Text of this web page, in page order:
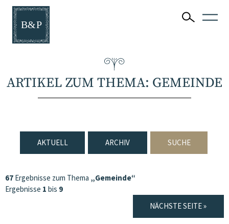
ARTIKEL ZUM THEMA: GEMEINDE
AKTUELL ARCHIV SUCHE
67 Ergebnisse zum Thema „Gemeinde“
Ergebnisse 1 bis 9
NÄCHSTE SEITE »